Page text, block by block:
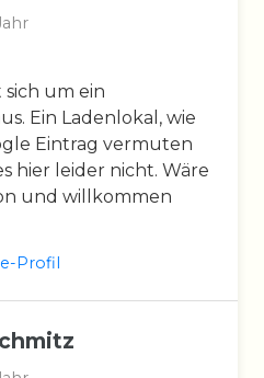
sich um ein
Ein Ladenlokal, wie
Eintrag vermuten
hier leider nicht. Wäre
und willkommen
Profil